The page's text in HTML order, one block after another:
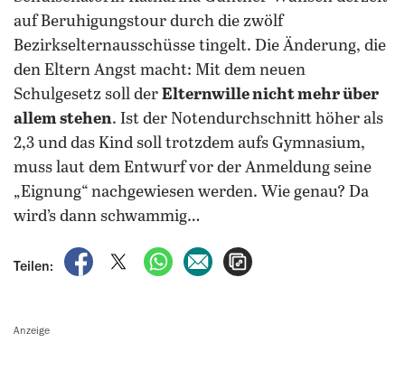
auf Beruhigungstour durch die zwölf
Bezirkselternausschüsse tingelt. Die Änderung, die
den Eltern Angst macht: Mit dem neuen
Schulgesetz soll der Elternwille nicht mehr über
allem stehen. Ist der Notendurchschnitt höher als
2,3 und das Kind soll trotzdem aufs Gymnasium,
muss laut dem Entwurf vor der Anmeldung seine
„Eignung“ nachgewiesen werden. Wie genau? Da
wird’s dann schwammig…
Teilen:
auf Facebook teilen
auf X teilenper WhatsApp teilen
per E-Mail teilen
Anzeige